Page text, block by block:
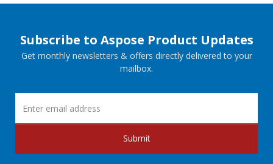
Subscribe to Aspose Product Updates
Get monthly newsletters & offers directly delivered to your
mailbox.
Submit